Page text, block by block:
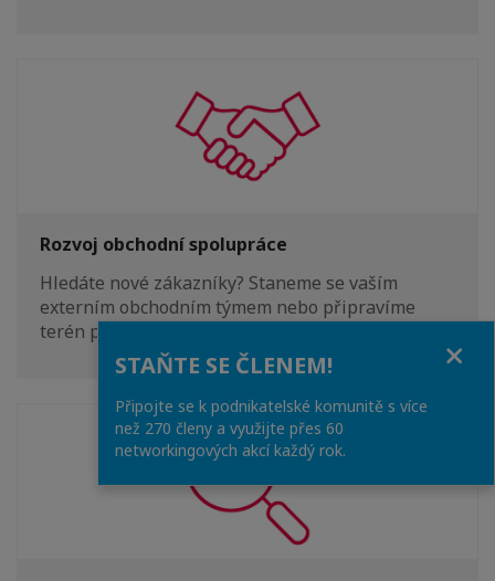
Rozvoj obchodní spolupráce
Hledáte nové zákazníky? Staneme se vaším
externím obchodním týmem nebo připravíme
terén pro vaše obchodníky.
STAŇTE SE ČLENEM!
Připojte se k podnikatelské komunitě s více
než 270 členy a využijte přes 60
networkingových akcí každý rok.